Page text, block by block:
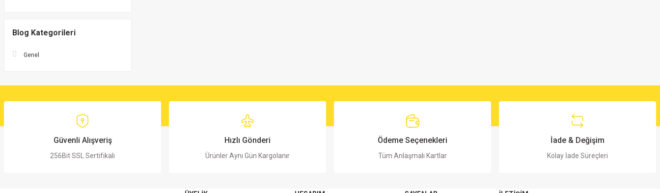
Blog Kategorileri
Genel
Güvenli Alışveriş
256Bit SSL Sertifikalı
Hızlı Gönderi
Ürünler Aynı Gün Kargolanır
Ödeme Seçenekleri
Tüm Anlaşmalı Kartlar
İade & Değişim
Kolay İade Süreçleri